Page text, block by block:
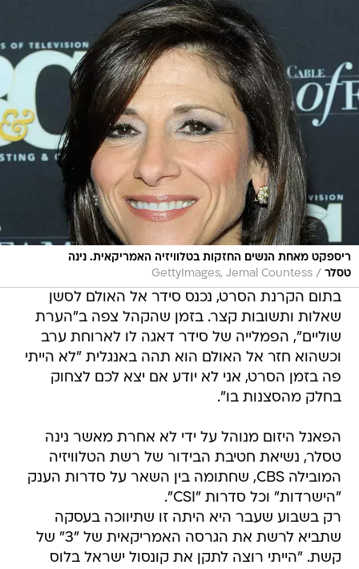
ריספקט מאחת הנשים החזקות בטלוויזיה האמריקאית. נינה
טסלר /
GettyImages, Jemal Countess
בתום הקרנת הסרט, נכנס סידר אל האולם לסשן
שאלות ותשובות קצר. בזמן שהקהל צפה ב"הערת
שוליים", הפמלייה של סידר דאגה לו לארוחת ערב
וכשהוא חזר אל האולם הוא תהה באנגלית "לא הייתי
פה בזמן הסרט, אני לא יודע אם יצא לכם לצחוק
בחלק מהסצנות בו".
הפאנל היזום מנוהל על ידי לא אחרת מאשר נינה
טסלר, נשיאת חטיבת הבידור של רשת הטלוויזיה
המובילה CBS, שחתומה בין השאר על סדרות הענק
"הישרדות" וכל סדרות "CSI".
רק בשבוע שעבר היא היתה זו שתיווכה בעסקה
שתביא לרשת את הגרסה האמריקאית של "3" של
קשת. "הייתי רוצה לתקן את קונסול ישראל בלוס